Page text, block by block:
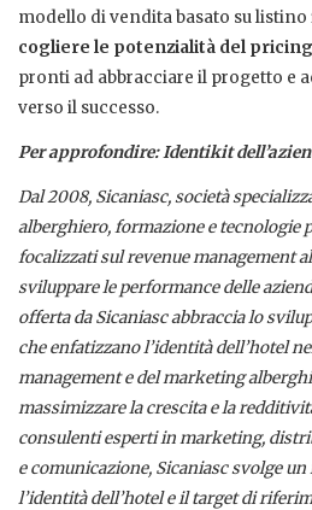
modello di vendita basato su
cogliere le potenzialità del
pronti ad abbracciare il progetto e
verso il successo.
Per approfondire: Identikit
Dal 2008, Sicaniasc, società
alberghiero, formazione e tecnologie
focalizzati sul revenue management
sviluppare le performance delle
offerta da Sicaniasc abbraccia lo
che enfatizzano l’identità dell’hotel
management e del marketing
massimizzare la crescita e la
consulenti esperti in marketing,
e comunicazione, Sicaniasc svolge
l’identità dell’hotel e il target di